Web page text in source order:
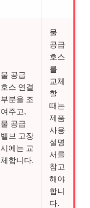
물 공급
호스 연결
부분을 조
여주고,
물 공급
밸브 고장
시에는 교
체합니다.
물
공급
호스
를
교체
할
때는
제품
사용
설명
서를
참고
해야
합니
다.